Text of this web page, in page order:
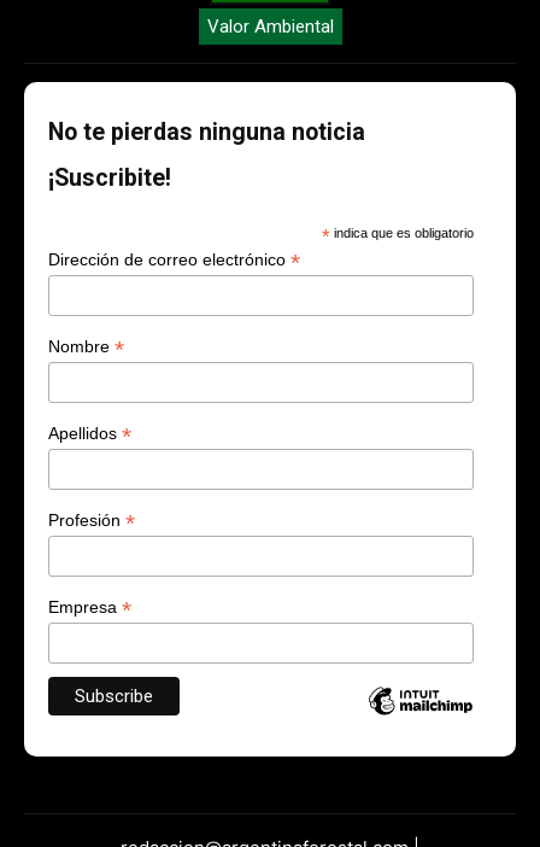
Valor Ambiental
No te pierdas ninguna noticia
¡Suscribite!
* indica que es obligatorio
Dirección de correo electrónico *
Nombre *
Apellidos *
Profesión *
Empresa *